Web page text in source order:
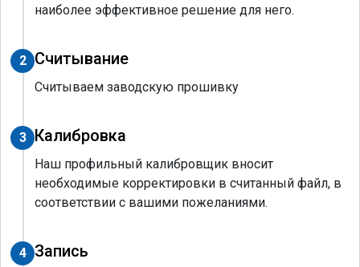
наиболее эффективное решение для него.
2 Считывание
Считываем заводскую прошивку
3 Калибровка
Наш профильный калибровщик вносит
необходимые корректировки в считанный файл, в
соответствии с вашими пожеланиями.
4 Запись